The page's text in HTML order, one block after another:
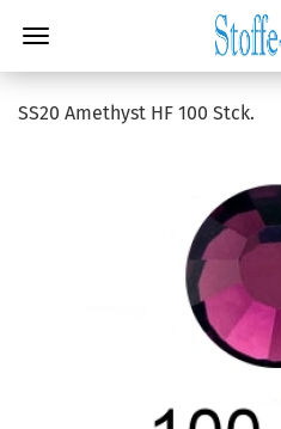
SS20 Amethyst HF 100 Stck.